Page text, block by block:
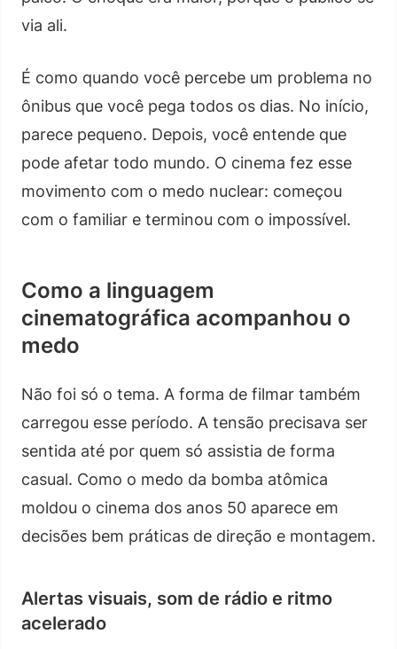
via ali.
É como quando você percebe um problema no
ônibus que você pega todos os dias. No início,
parece pequeno. Depois, você entende que
pode afetar todo mundo. O cinema fez esse
movimento com o medo nuclear: começou
com o familiar e terminou com o impossível.
Como a linguagem
cinematográfica acompanhou o
medo
Não foi só o tema. A forma de filmar também
carregou esse período. A tensão precisava ser
sentida até por quem só assistia de forma
casual. Como o medo da bomba atômica
moldou o cinema dos anos 50 aparece em
decisões bem práticas de direção e montagem.
Alertas visuais, som de rádio e ritmo
acelerado